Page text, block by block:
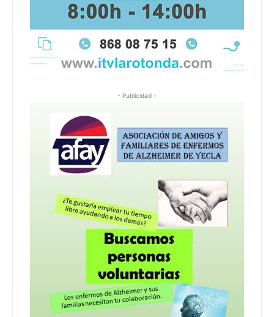
- Publicidad -